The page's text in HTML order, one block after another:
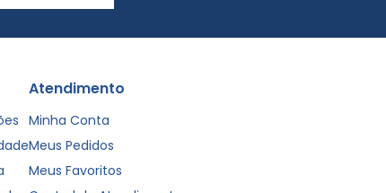
Atendimento
Minha Conta
Meus Pedidos
Meus Favoritos